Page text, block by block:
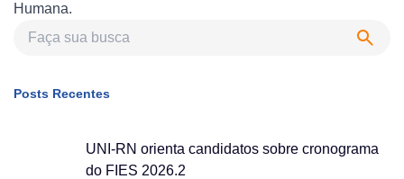
Humana.
Posts Recentes
UNI-RN orienta candidatos sobre cronograma
do FIES 2026.2